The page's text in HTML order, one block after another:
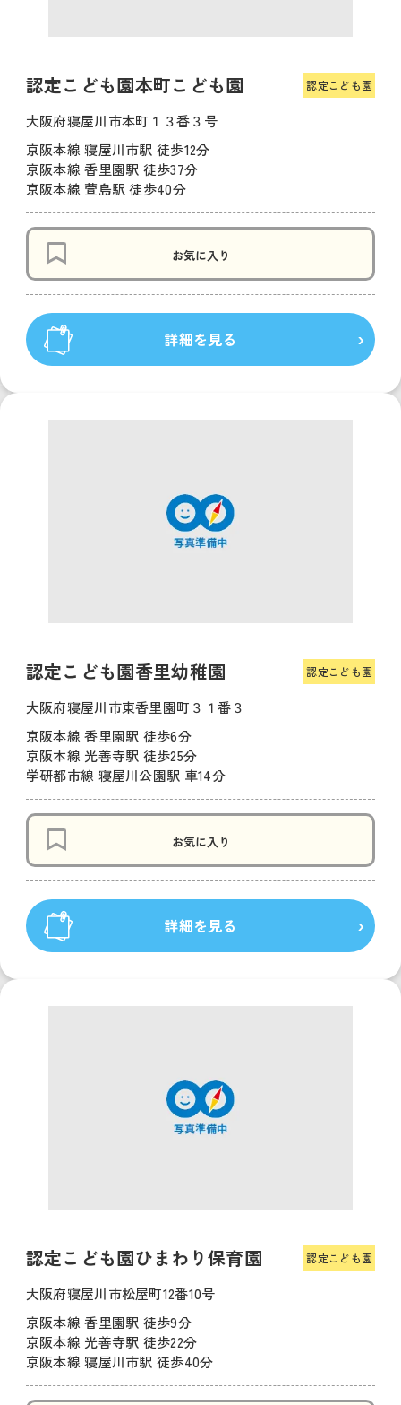
認定こども園本町こども園 認定こども園
大阪府寝屋川市本町１３番３号
京阪本線 寝屋川市駅 徒歩12分
京阪本線 香里園駅 徒歩37分
京阪本線 萱島駅 徒歩40分
お気に入り
詳細を見る
認定こども園香里幼稚園 認定こども園
大阪府寝屋川市東香里園町３１番３
京阪本線 香里園駅 徒歩6分
京阪本線 光善寺駅 徒歩25分
学研都市線 寝屋川公園駅 車14分
お気に入り
詳細を見る
認定こども園ひまわり保育園 認定こども園
大阪府寝屋川市松屋町12番10号
京阪本線 香里園駅 徒歩9分
京阪本線 光善寺駅 徒歩22分
京阪本線 寝屋川市駅 徒歩40分